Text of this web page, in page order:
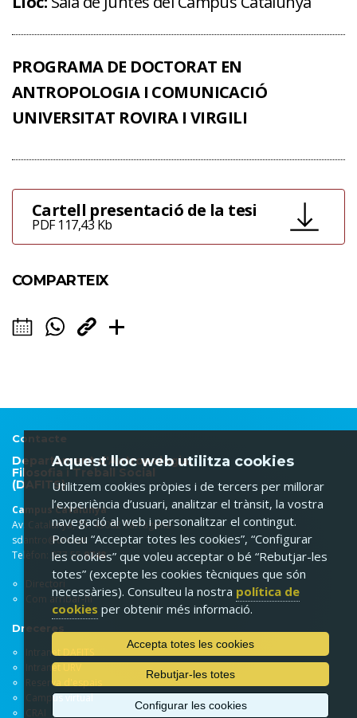
PROGRAMA DE DOCTORAT EN
ANTROPOLOGIA I COMUNICACIÓ
UNIVERSITAT ROVIRA I VIRGILI
Cartell presentació de la tesi
PDF 117,43 Kb
COMPARTEIX
Contacte
Departament d'Antropologia,
Filosofia i Treball Social
(DAFITS)
Campus Catalunya
Av. Catalunya, 35. 43002 Tarragona
sdantro@urv.cat
Telèfon: 977 559748
Directori
Com arribar-hi
Dreceres
Intranet DAFITS
Intranet URV
Reserva d'espais
Campus virtual
CRAI
Aquest lloc web utilitza cookies
Utilitzem cookies pròpies i de tercers per millorar
l’experiència d’usuari, analitzar el trànsit, la vostra
navegació al web i personalitzar el contingut.
Podeu “Acceptar totes les cookies”, “Configurar
les cookies” que voleu acceptar o bé “Rebutjar-les
totes” (excepte les cookies tècniques que són
necessàries). Consulteu la nostra política de
cookies per obtenir més informació.
Accepta totes les cookies
Rebutjar-les totes
Configurar les cookies